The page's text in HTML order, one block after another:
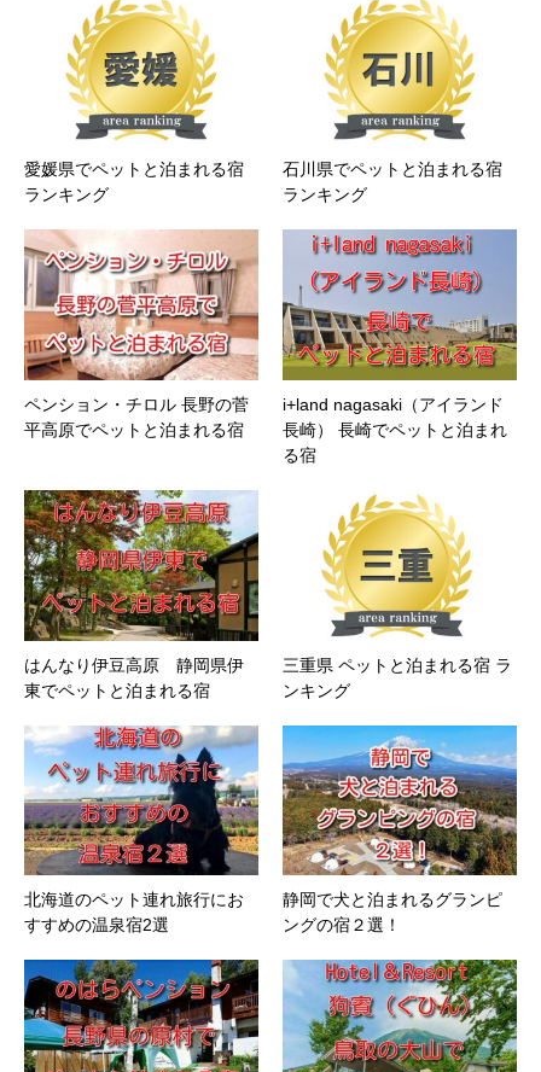
愛媛県でペットと泊まれる宿
ランキング
石川県でペットと泊まれる宿
ランキング
ペンション・チロル 長野の菅
平高原でペットと泊まれる宿
i+land nagasaki（アイランド
長崎） 長崎でペットと泊まれ
る宿
はんなり伊豆高原 静岡県伊
東でペットと泊まれる宿
三重県 ペットと泊まれる宿 ラ
ンキング
北海道のペット連れ旅行にお
すすめの温泉宿2選
静岡で犬と泊まれるグランピ
ングの宿２選！